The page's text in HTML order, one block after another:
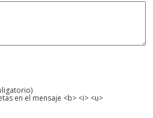
en el mensaje <b> <i> <u>